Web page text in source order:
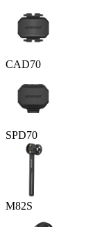
CAD70
SPD70
M82S